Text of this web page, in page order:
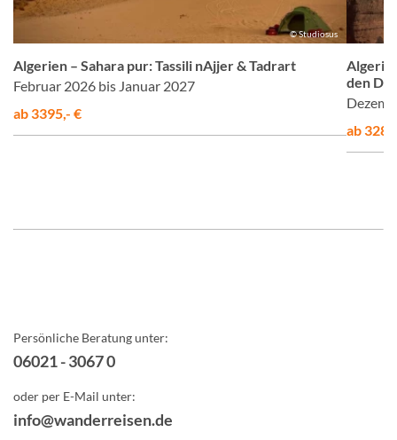
© Studiosus
Algerien – Sahara pur: Tassili nAjjer & Tadrart
Februar 2026 bis Januar 2027
ab 3395,- €
den
ab
Persönliche Beratung unter:
06021 - 3067 0
oder per E-Mail unter:
info@wanderreisen.de